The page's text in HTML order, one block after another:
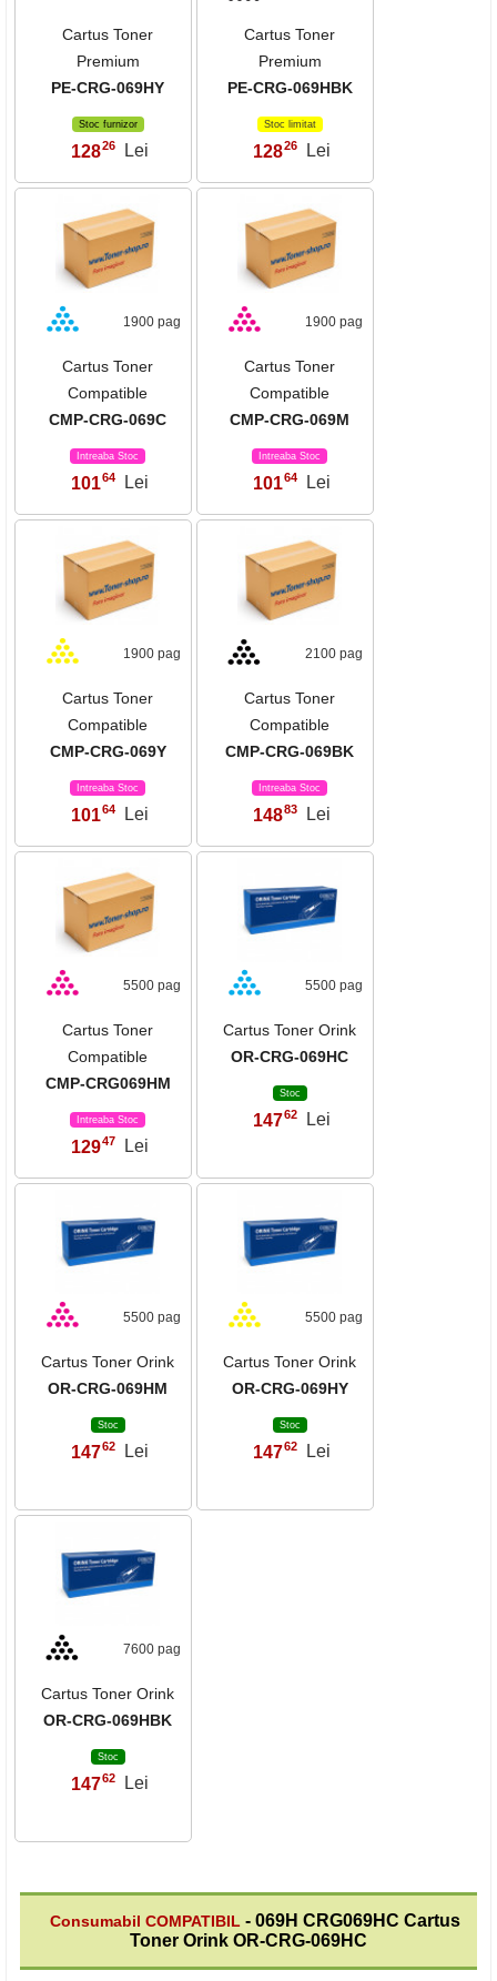
Cartus Toner
Premium
PE-CRG-069HY
Stoc furnizor
12826 Lei
Cartus Toner
Premium
PE-CRG-069HBK
Stoc limitat
12826 Lei
1900 pag
Cartus Toner
Compatible
CMP-CRG-069C
Intreaba Stoc
10164 Lei
1900 pag
Cartus Toner
Compatible
CMP-CRG-069M
Intreaba Stoc
10164 Lei
1900 pag
Cartus Toner
Compatible
CMP-CRG-069Y
Intreaba Stoc
10164 Lei
2100 pag
Cartus Toner
Compatible
CMP-CRG-069BK
Intreaba Stoc
14883 Lei
5500 pag
Cartus Toner
Compatible
CMP-CRG069HM
Intreaba Stoc
12947 Lei
5500 pag
Cartus Toner Orink
OR-CRG-069HC
Stoc
14762 Lei
5500 pag
Cartus Toner Orink
OR-CRG-069HM
Stoc
14762 Lei
5500 pag
Cartus Toner Orink
OR-CRG-069HY
Stoc
14762 Lei
7600 pag
Cartus Toner Orink
OR-CRG-069HBK
Stoc
14762 Lei
Consumabil COMPATIBIL - 069H CRG069HC Cartus
Toner Orink OR-CRG-069HC